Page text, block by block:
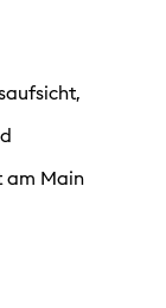
am Main